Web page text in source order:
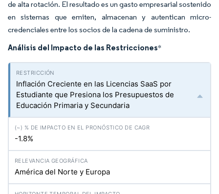
de alta rotación. El resultado es un gasto empresarial sostenido
en sistemas que emiten, almacenan y autentican micro-
credenciales entre los socios de la cadena de suministro.
Análisis del Impacto de las Restricciones*
Inflación Creciente en las Licencias SaaS por
Estudiante que Presiona los Presupuestos de
Educación Primaria y Secundaria
-1.8%
América del Norte y Europa